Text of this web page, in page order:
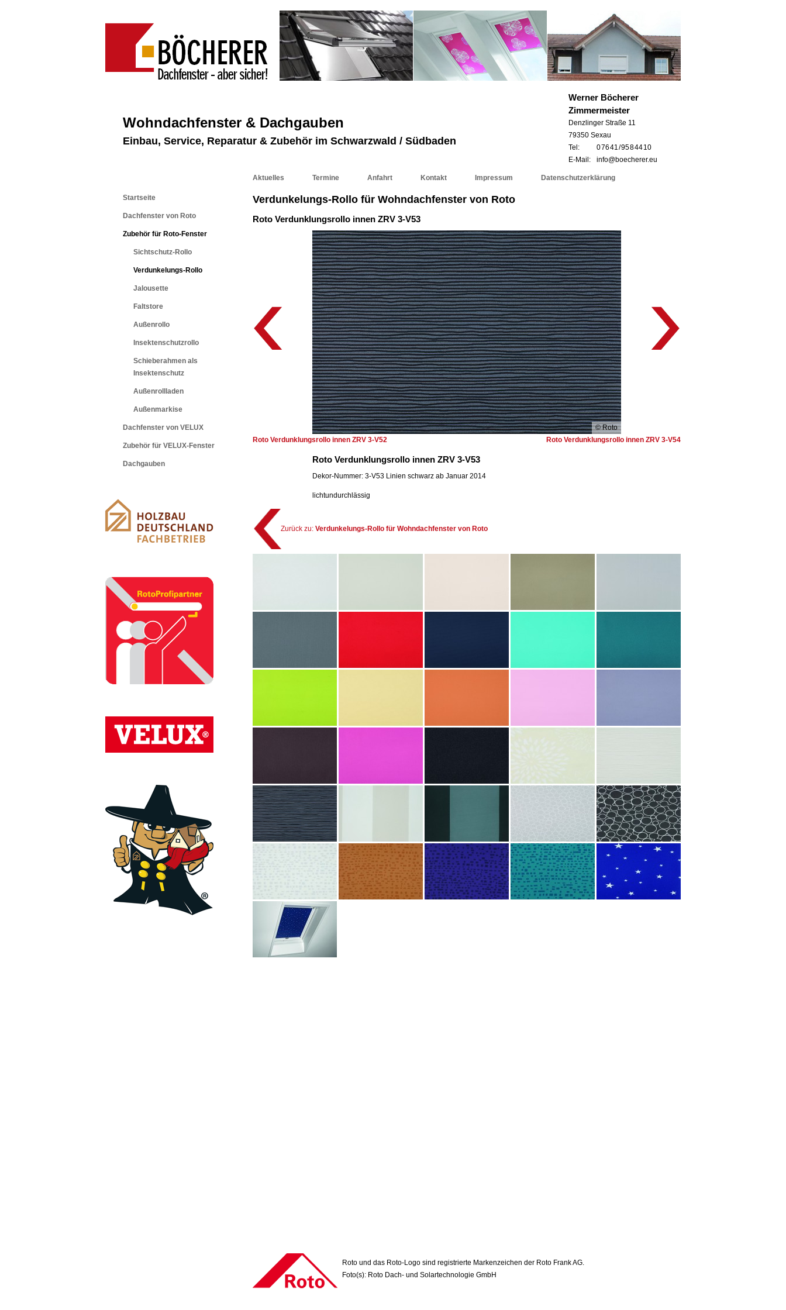
Wohndachfenster & Dachgauben
Einbau, Service, Reparatur & Zubehör im Schwarzwald / Südbaden
Werner Böcherer
Zimmermeister
Denzlinger Straße 11
79350 Sexau
Tel:
0 76 41 / 95 8 44 10
E-Mail:
info@boecherer.eu
Startseite
Dachfenster von Roto
Zubehör für Roto-Fenster
Sichtschutz-Rollo
Verdunkelungs-Rollo
Jalousette
Faltstore
Außenrollo
Insektenschutzrollo
Schieberahmen als
Insektenschutz
Außenrollladen
Außenmarkise
Dachfenster von VELUX
Zubehör für VELUX-Fenster
Dachgauben
Aktuelles Termine Anfahrt Kontakt Impressum Datenschutzerklärung
Verdunkelungs-Rollo für Wohndachfenster von Roto
Roto Verdunklungsrollo innen ZRV 3-V53
© Roto
Roto Verdunklungsrollo innen ZRV 3-V52
Roto Verdunklungsrollo innen ZRV 3-V54
Roto Verdunklungsrollo innen ZRV 3-V53
Dekor-Nummer: 3-V53 Linien schwarz ab Januar 2014
lichtundurchlässig
Zurück zu: Verdunkelungs-Rollo für Wohndachfenster von Roto
Roto und das Roto-Logo sind registrierte Markenzeichen der Roto Frank AG.
Foto(s): Roto Dach- und Solartechnologie GmbH